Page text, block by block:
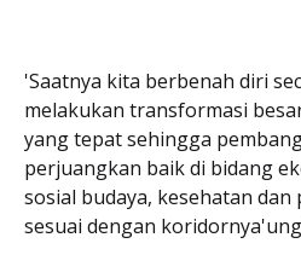
'Saatnya kita berbenah diri
melakukan transformasi
yang tepat sehingga
perjuangkan baik di bidang
sosial budaya, kesehatan
sesuai dengan